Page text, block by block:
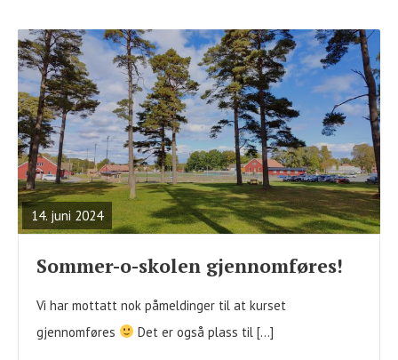
14. juni 2024
READ
FULL
POST
Sommer-o-skolen gjennomføres!
Vi har mottatt nok påmeldinger til at kurset
gjennomføres
Det er også plass til […]